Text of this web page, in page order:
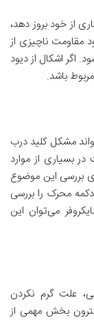
از خود بروز دهد،
مقاومت ناچیزی از
اگر اشکال از دیود
باشد.
مشکل کلید درب
بسیاری از موارد
بررسی این موضوع
محرک را بررسی
می‌توان این
علت گرم نکردن
بخش مهمی از